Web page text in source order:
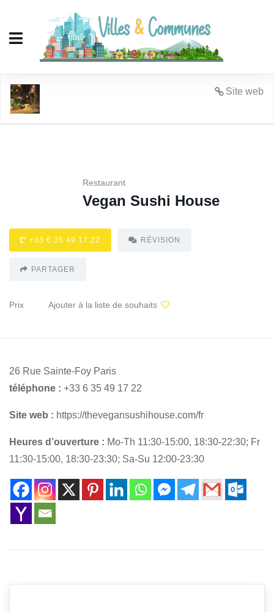
Site web
Restaurant
Vegan Sushi House
+33 6 35 49 17 22 RÉVISION
PARTAGER
Prix Ajouter à la liste de souhaits
26 Rue Sainte-Foy Paris
téléphone : +33 6 35 49 17 22
Site web : https://thevegansushihouse.com/fr
Heures d’ouverture : Mo-Th 11:30-15:00, 18:30-22:30; Fr
11:30-15:00, 18:30-23:30; Sa-Su 12:00-23:30